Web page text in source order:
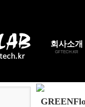
회사소개
GFTECH.KR